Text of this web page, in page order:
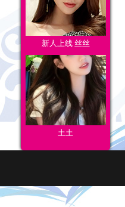
新人上线 丝丝
土土